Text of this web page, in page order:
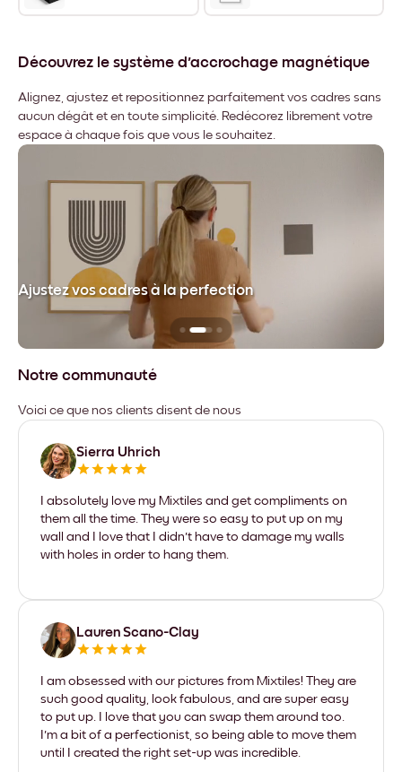
Découvrez le système d'accrochage magnétique
Alignez, ajustez et repositionnez parfaitement vos cadres sans
aucun dégât et en toute simplicité. Redécorez librement votre
espace à chaque fois que vous le souhaitez.
Ajustez vos cadres à la perfection
Notre communauté
Voici ce que nos clients disent de nous
Sierra Uhrich
I absolutely love my Mixtiles and get compliments on
them all the time. They were so easy to put up on my
wall and I love that I didn't have to damage my walls
with holes in order to hang them.
Lauren Scano-Clay
I am obsessed with our pictures from Mixtiles! They are
such good quality, look fabulous, and are super easy
to put up. I love that you can swap them around too.
I'm a bit of a perfectionist, so being able to move them
until I created the right set-up was incredible.